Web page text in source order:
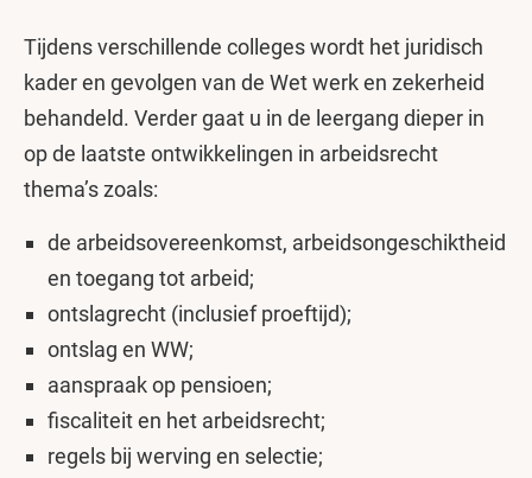
Tijdens verschillende colleges wordt het juridisch
kader en gevolgen van de Wet werk en zekerheid
behandeld. Verder gaat u in de leergang dieper in
op de laatste ontwikkelingen in arbeidsrecht
thema’s zoals:
de arbeidsovereenkomst, arbeidsongeschiktheid
en toegang tot arbeid;
ontslagrecht (inclusief proeftijd);
ontslag en WW;
aanspraak op pensioen;
fiscaliteit en het arbeidsrecht;
regels bij werving en selectie;